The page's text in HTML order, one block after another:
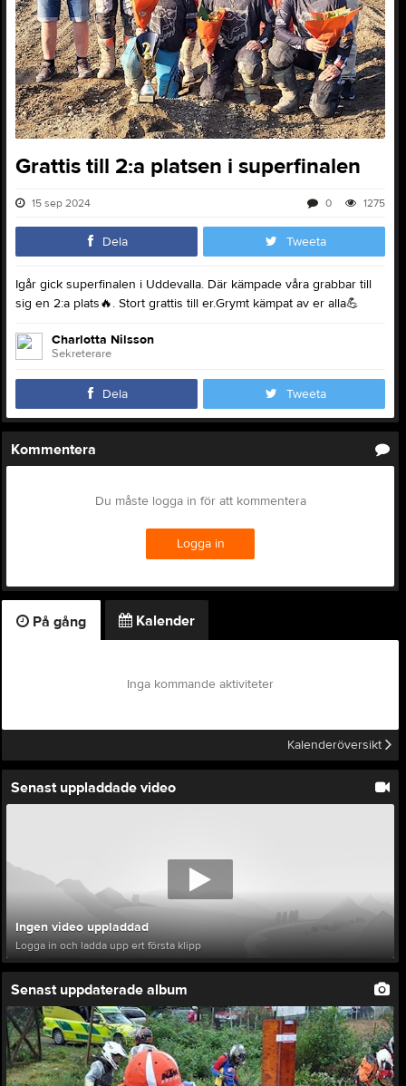
Grattis till 2:a platsen i superfinalen
15 sep 2024 1275
0
Dela Tweeta
Igår gick superfinalen i Uddevalla. Där kämpade våra grabbar till
sig en 2:a plats🔥. Stort grattis till er.Grymt kämpat av er alla💪
Charlotta Nilsson
Sekreterare
Dela Tweeta
Kommentera
Du måste logga in för att kommentera
Logga in
På gång Kalender
Inga kommande aktiviteter
Kalenderöversikt
Senast uppladdade video
Ingen video uppladdad
Logga in och ladda upp ert första klipp
Senast uppdaterade album